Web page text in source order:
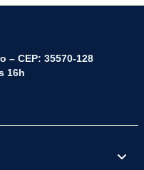
– CEP: 35570-128
16h